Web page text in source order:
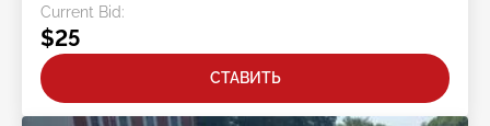
Current Bid:
$25
СТАВИТЬ